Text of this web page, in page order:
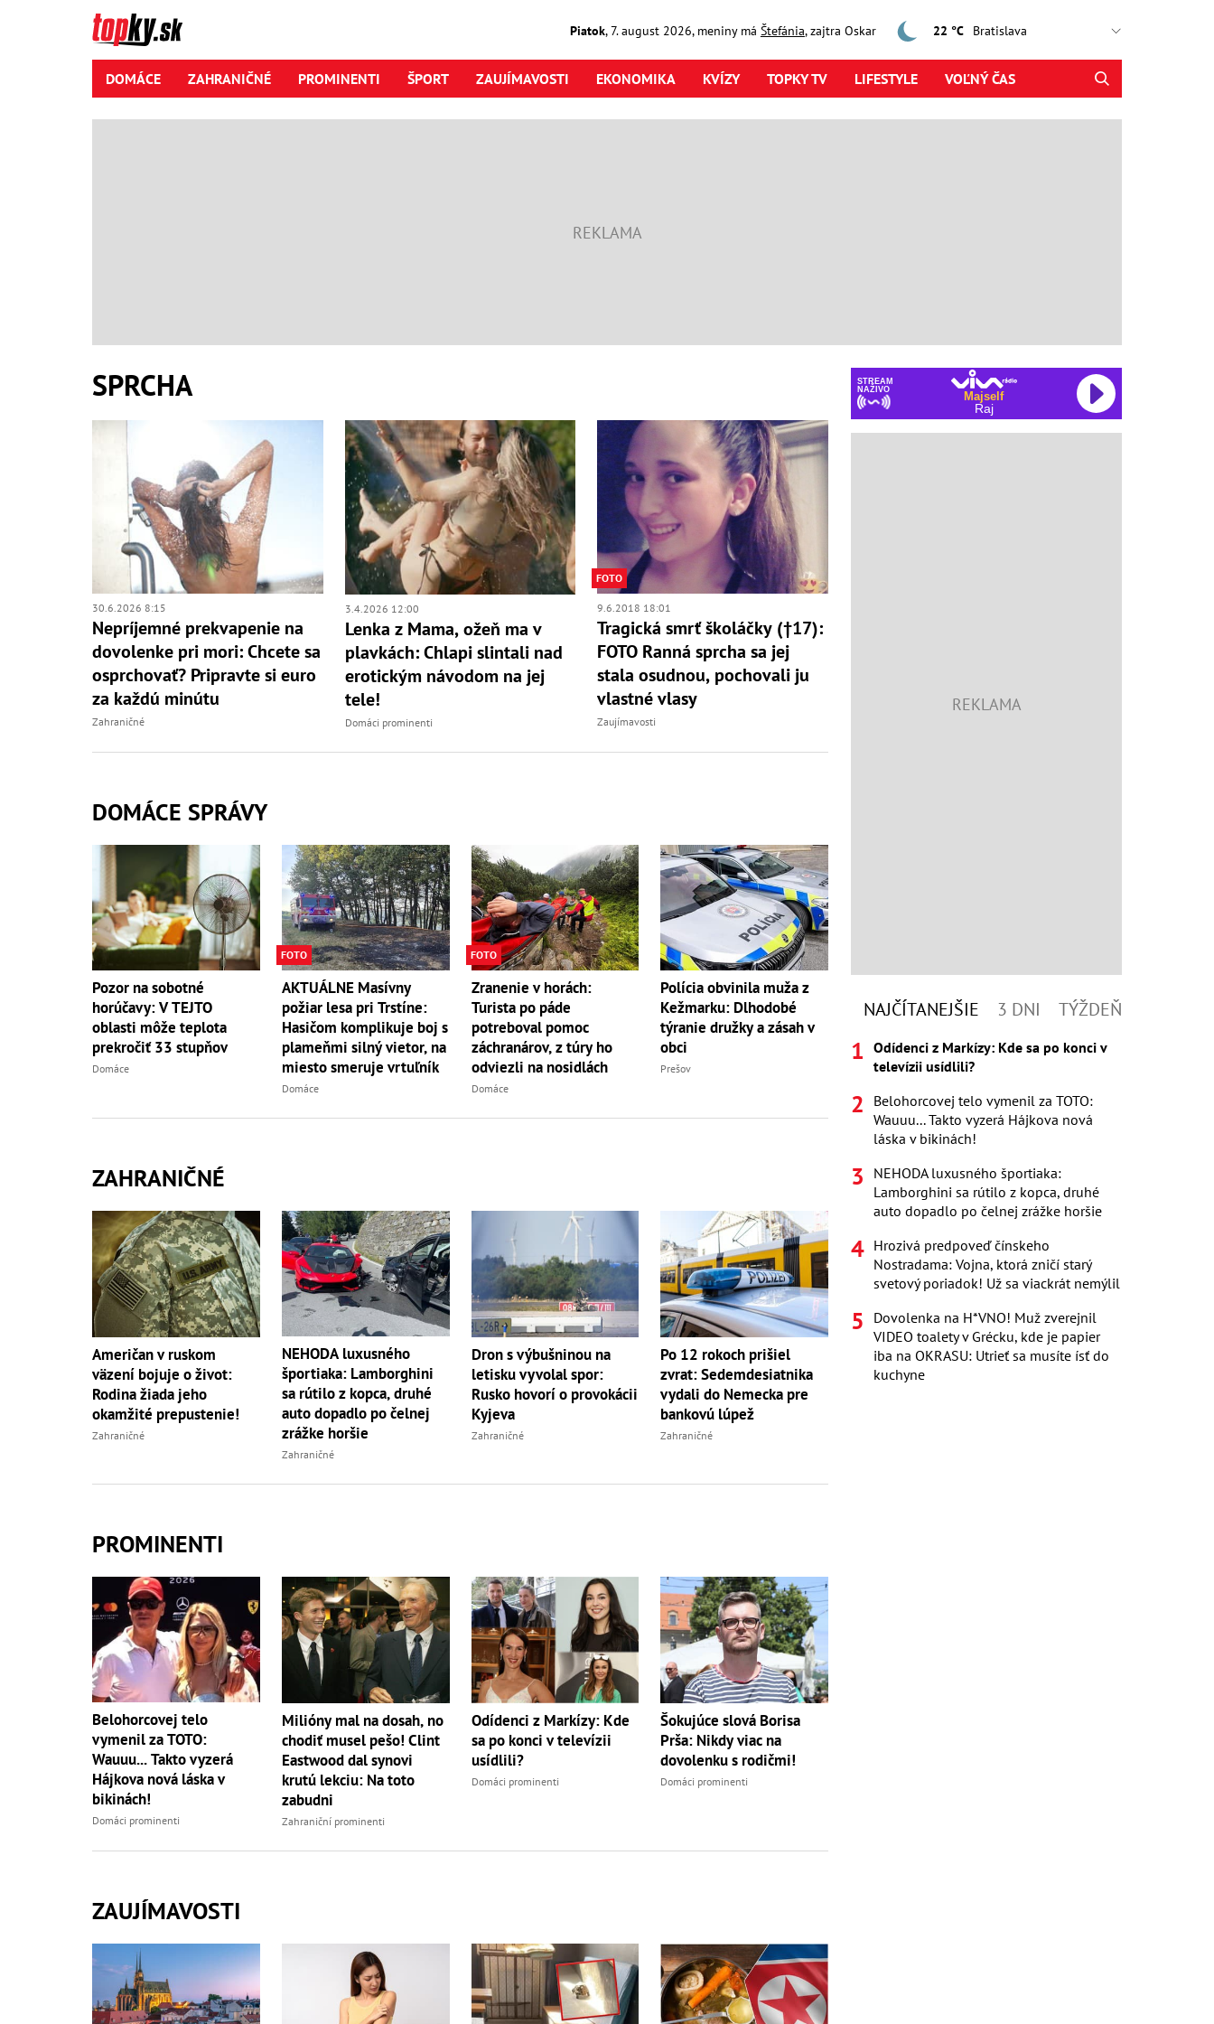
Piatok,7. august2026, meniny má Štefánia, zajtra Oskar 22 °C
DOMÁCE ZAHRANIČNÉ PROMINENTI ŠPORT ZAUJÍMAVOSTI EKONOMIKA KVÍZY TOPKY TV LIFESTYLE VOĽNÝ ČAS
SPRCHA
30.6.2026 8:15
Nepríjemné prekvapenie na
dovolenke pri mori: Chcete sa
osprchovať? Pripravte si euro
za každú minútu
Zahraničné
3.4.2026 12:00
Lenka z Mama, ožeň ma v
plavkách: Chlapi slintali nad
erotickým návodom na jej
tele!
Domáci prominenti
FOTO
9.6.2018 18:01
Tragická smrť školáčky (†17):
FOTO Ranná sprcha sa jej
stala osudnou, pochovali ju
vlastné vlasy
Zaujímavosti
DOMÁCE SPRÁVY
Pozor na sobotné
horúčavy: V TEJTO
oblasti môže teplota
prekročiť 33 stupňov
Domáce
FOTO
AKTUÁLNE Masívny
požiar lesa pri Trstíne:
Hasičom komplikuje boj s
plameňmi silný vietor, na
miesto smeruje vrtuľník
Domáce
FOTO
Zranenie v horách:
Turista po páde
potreboval pomoc
záchranárov, z túry ho
odviezli na nosidlách
Domáce
Polícia obvinila muža z
Kežmarku: Dlhodobé
týranie družky a zásah v
obci
Prešov
ZAHRANIČNÉ
Američan v ruskom
väzení bojuje o život:
Rodina žiada jeho
okamžité prepustenie!
Zahraničné
NEHODA luxusného
športiaka: Lamborghini
sa rútilo z kopca, druhé
auto dopadlo po čelnej
zrážke horšie
Zahraničné
Dron s výbušninou na
letisku vyvolal spor:
Rusko hovorí o provokácii
Kyjeva
Zahraničné
Po 12 rokoch prišiel
zvrat: Sedemdesiatnika
vydali do Nemecka pre
bankovú lúpež
Zahraničné
PROMINENTI
Belohorcovej telo
vymenil za TOTO:
Wauuu... Takto vyzerá
Hájkova nová láska v
bikinách!
Domáci prominenti
Milióny mal na dosah, no
chodiť musel pešo! Clint
Eastwood dal synovi
krutú lekciu: Na toto
zabudni
Zahraniční prominenti
Odídenci z Markízy: Kde
sa po konci v televízii
usídlili?
Domáci prominenti
Šokujúce slová Borisa
Prša: Nikdy viac na
dovolenku s rodičmi!
Domáci prominenti
ZAUJÍMAVOSTI
STREAM
NAŽIVO
Majself
Raj
NAJČÍTANEJŠIE 3 DNI TÝŽDEŇ
Odídenci z Markízy: Kde sa po konci v
televízii usídlili?
Belohorcovej telo vymenil za TOTO:
Wauuu... Takto vyzerá Hájkova nová
láska v bikinách!
NEHODA luxusného športiaka:
Lamborghini sa rútilo z kopca, druhé
auto dopadlo po čelnej zrážke horšie
Hrozivá predpoveď čínskeho
Nostradama: Vojna, ktorá zničí starý
svetový poriadok! Už sa viackrát nemýlil
Dovolenka na H*VNO! Muž zverejnil
VIDEO toalety v Grécku, kde je papier
iba na OKRASU: Utrieť sa musíte ísť do
kuchyne